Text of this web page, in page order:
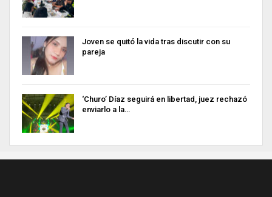
Joven se quitó la vida tras discutir con su
pareja
‘Churo’ Díaz seguirá en libertad, juez rechazó
enviarlo a la…